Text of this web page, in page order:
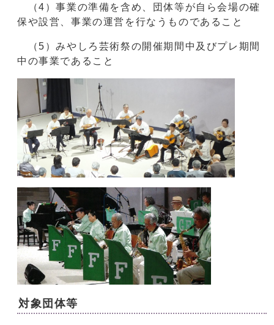
（4）事業の準備を含め、団体等が自ら会場の確
保や設営、事業の運営を行なうものであること
（5）みやしろ芸術祭の開催期間中及びプレ期間
中の事業であること
対象団体等